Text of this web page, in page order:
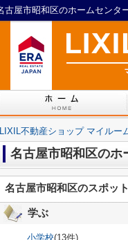
LIXIL不動産ショップ マイルー
名古屋市昭和区のホ
名古屋市昭和区のスポッ
学ぶ
小学校(13件)